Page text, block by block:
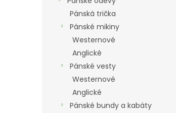
Pánská trička
Pánské mikiny
Westernové
Anglické
Pánské vesty
Westernové
Anglické
Pánské bundy a kabáty